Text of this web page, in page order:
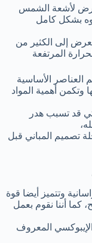
لأشعة الشمس
بشكل كامل
إلى الكثير من
المرتفعة
العناصر الأساسية
أهمية المواد
قد تسبب هدر
تصميم المباني قبل
وتتميز أيضا قوة
كما أننا نقوم بعمل
المعروف